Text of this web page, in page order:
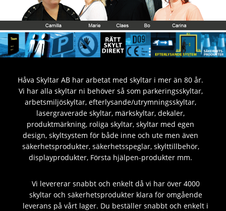
Håva Skyltar AB har arbetat med skyltar i mer än 80 år.
Vi har alla skyltar ni behöver så som parkeringsskyltar,
arbetsmiljöskyltar, efterlysande/utrymningsskyltar,
lasergraverade skyltar, märkskyltar, dekaler,
produktmärkning, roliga skyltar, skyltar med egen
design, skyltsystem för både inne och ute men även
säkerhetsprodukter, säkerhetsspeglar, skylttillbehör,
displayprodukter, Första hjälpen-produkter mm.
Vi levererar snabbt och enkelt då vi har över 4000
skyltar och säkerhetsprodukter klara för omgående
leverans på vårt lager. Du beställer snabbt och enkelt i